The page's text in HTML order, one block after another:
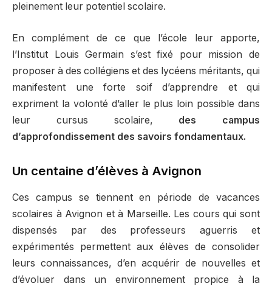
pleinement leur potentiel scolaire.
En complément de ce que l’école leur apporte,
l’Institut Louis Germain s’est fixé pour mission de
proposer à des collégiens et des lycéens méritants, qui
manifestent une forte soif d’apprendre et qui
expriment la volonté d’aller le plus loin possible dans
leur cursus scolaire, des campus
d’approfondissement des savoirs fondamentaux.
Un centaine d’élèves à Avignon
Ces campus se tiennent en période de vacances
scolaires à Avignon et à Marseille. Les cours qui sont
dispensés par des professeurs aguerris et
expérimentés permettent aux élèves de consolider
leurs connaissances, d’en acquérir de nouvelles et
d’évoluer dans un environnement propice à la